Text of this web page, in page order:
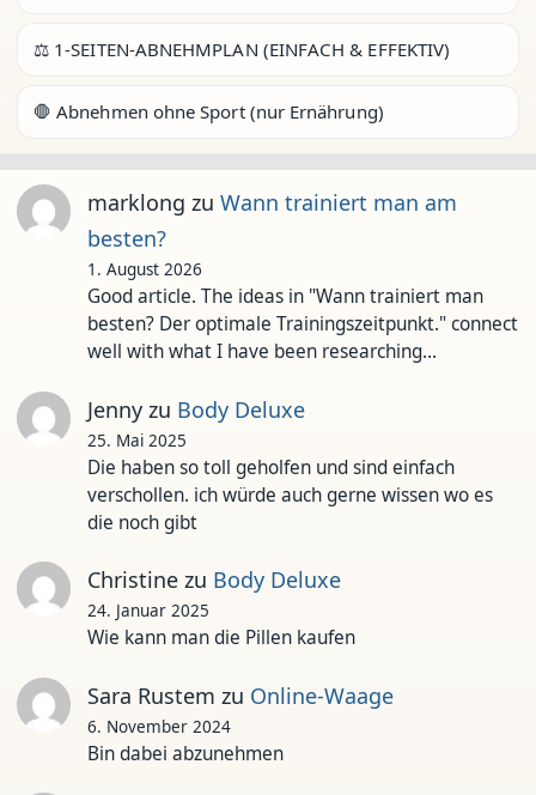
⚖️ 1-SEITEN-ABNEHMPLAN (EINFACH & EFFEKTIV)
🛑 Abnehmen ohne Sport (nur Ernährung)
marklong zu Wann trainiert man am
besten?
1. August 2026
Good article. The ideas in "Wann trainiert man
besten? Der optimale Trainingszeitpunkt." connect
well with what I have been researching…
Jennyzu Body Deluxe
25. Mai 2025
Die haben so toll geholfen und sind einfach
verschollen. ich würde auch gerne wissen wo es
die noch gibt
Christinezu Body Deluxe
24. Januar 2025
Wie kann man die Pillen kaufen
Sara Rustem zu Online-Waage
6. November 2024
Bin dabei abzunehmen